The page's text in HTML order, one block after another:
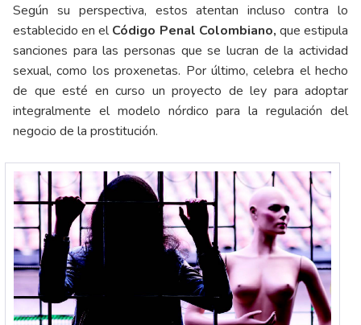
Según su perspectiva, estos atentan incluso contra lo
establecido en elCódigo Penal Colombiano, que estipula
sanciones para las personas que se lucran de la actividad
sexual, como los proxenetas. Por último, celebra el hecho
de que esté en curso un proyecto de ley para adoptar
integralmente el modelo nórdico para la regulación del
negocio de la prostitución.